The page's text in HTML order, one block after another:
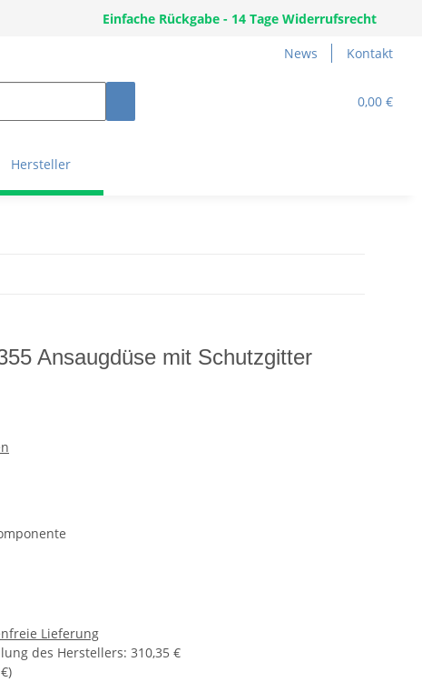
Einfache Rückgabe - 14 Tage Widerrufsrecht
News Kontakt
0,00 €
Hersteller
Ansaugdüse mit Schutzgitter
Lieferung
des Herstellers: 310,35 €
)